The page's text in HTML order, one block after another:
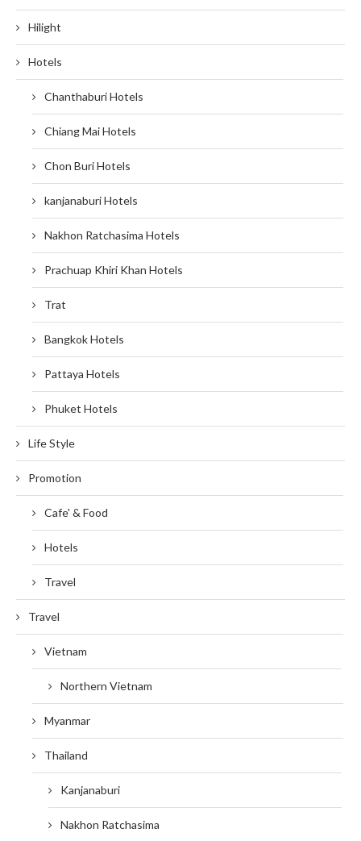
Hilight
Hotels
Chanthaburi Hotels
Chiang Mai Hotels
Chon Buri Hotels
kanjanaburi Hotels
Nakhon Ratchasima Hotels
Prachuap Khiri Khan Hotels
Trat
Bangkok Hotels
Pattaya Hotels
Phuket Hotels
Life Style
Promotion
Cafe' & Food
Hotels
Travel
Travel
Vietnam
Northern Vietnam
Myanmar
Thailand
Kanjanaburi
Nakhon Ratchasima